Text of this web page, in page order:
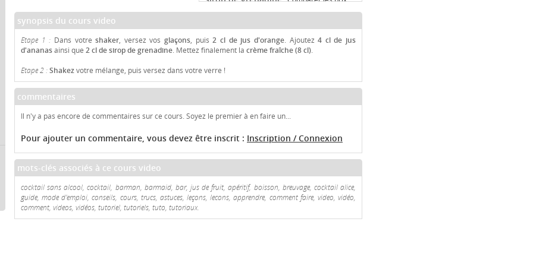
synopsis du cours video
Etape 1 : Dans votreshaker, versez vosglaçons, puis2 cl de jus d'orange. Ajoutez4 cl de jus
d'ananasainsi que 2 cl de sirop de grenadine. Mettez finalement la crème fraîche (8 cl).
Etape 2 :Shakezvotre mélange, puis versez dans votre verre !
commentaires
Il n'y a pas encore de commentaires sur ce cours. Soyez le premier à en faire un...
Pour ajouter un commentaire, vous devez être inscrit : Inscription / Connexion
mots-clés associés à ce cours video
cocktail sans alcool, cocktail, barman, barmaid, bar, jus de fruit, apéritif, boisson, breuvage, cocktail alice,
guide, mode d'emploi, conseils, cours, trucs, astuces, leçons, lecons, apprendre, comment faire, video, vidéo,
comment, videos, vidéos, tutoriel, tutoriels, tuto, tutoriaux.